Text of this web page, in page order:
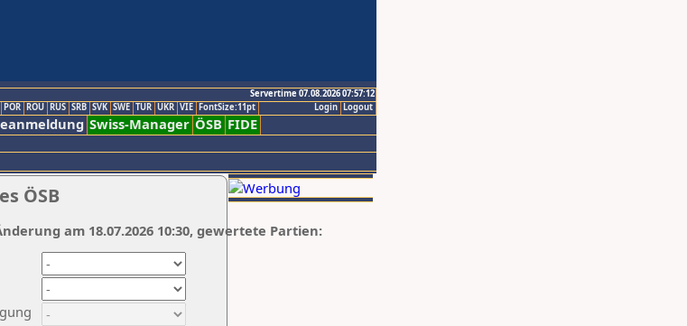
Servertime 07.08.2026 07:57:12
Logout
Login
POR ROU RUS SRB SVK SWE TUR UKR VIE FontSize:11pt
Swiss-Manager ÖSB FIDE
ÖSB
am 18.07.2026 10:30, gewertete Partien: